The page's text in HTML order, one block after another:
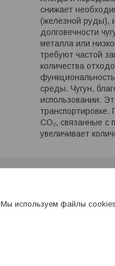
снижает
(железной руды),
долговечности
металла или
требуют частой
количества
среды. Чугун,
использовании.
транспортировке.
CO₂, связанные с
увеличивает
Мы используем файлы cookies